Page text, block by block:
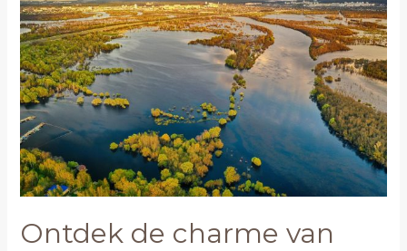
Ontdek de charme van
charme
van
Horka:
een
verborgen
parel
in
Nederland